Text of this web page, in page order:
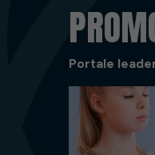
Portale